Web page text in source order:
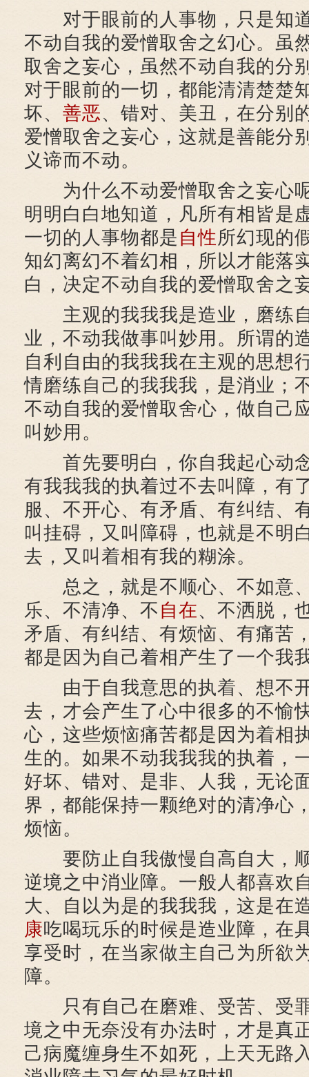
对于眼前的人事物，只是知
不动自我的爱憎取舍之幻心。虽
取舍之妄心，虽然不动自我的分
对于眼前的一切，都能清清楚楚
坏、 善恶、错对、美丑，在分别
爱憎取舍之妄心，这就是善能分
义谛而不动。
为什么不动爱憎取舍之妄心
明明白白地知道，凡所有相皆是
一切的人事物都是 自性所幻现的
知幻离幻不着幻相，所以才能落
白，决定不动自我的爱憎取舍之
主观的我我我是造业，磨练
业，不动我做事叫妙用。所谓的
自利自由的我我我在主观的思想
情磨练自己的我我我，是消业；
不动自我的爱憎取舍心，做自己
叫妙用。
首先要明白，你自我起心动
有我我我的执着过不去叫障，有
服、不开心、有矛盾、有纠结、
叫挂碍，又叫障碍，也就是不明
去，又叫着相有我的糊涂。
总之，就是不顺心、不如意
乐、不清净、不 自在、不洒脱，
矛盾、有纠结、有烦恼、有痛苦
都是因为自己着相产生了一个我
由于自我意思的执着、想不
去，才会产生了心中很多的不愉
心，这些烦恼痛苦都是因为着相
生的。如果不动我我我的执着，
好坏、错对、是非、人我，无论
界，都能保持一颗绝对的清净心
烦恼。
要防止自我傲慢自高自大，
逆境之中消业障。一般人都喜欢
大、自以为是的我我我，这是在
康吃喝玩乐的时候是造业障，在
享受时，在当家做主自己为所欲
障。
只有自己在磨难、受苦、受
境之中无奈没有办法时，才是真
己病魔缠身生不如死，上天无路